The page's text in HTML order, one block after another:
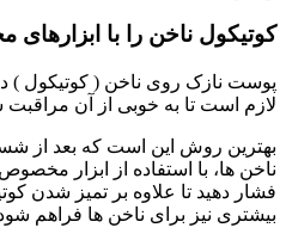
کوتیکول ناخن را با
پوست نازک روی ناخن ( کوتیکول )
لازم است تا به خوبی از آن مراقبت
بهترین روش این است که بعد از
ناخن ها، با استفاده از ابزار
فشار دهید تا علاوه بر تمیز شدن
بیشتری نیز برای ناخن ها فراهم